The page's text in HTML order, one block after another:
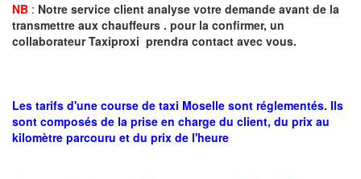
NB : Notre service client analyse votre demande avant de la
transmettre aux chauffeurs . pour la confirmer, un
collaborateur Taxiproxi prendra contact avec vous.
Les tarifs d'une course de taxi Moselle sont réglementés. Ils
sont composés de la prise en charge du client, du prix au
kilomètre parcouru et du prix de l'heure